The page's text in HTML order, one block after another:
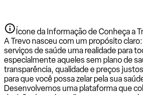
Ícone da Informação de Conheça a
A Trevo nasceu com um propósito
serviços de saúde uma realidade para
especialmente aqueles sem plano de
transparência, qualidade e preços
para que você possa zelar pela sua
Desenvolvemos uma plataforma que